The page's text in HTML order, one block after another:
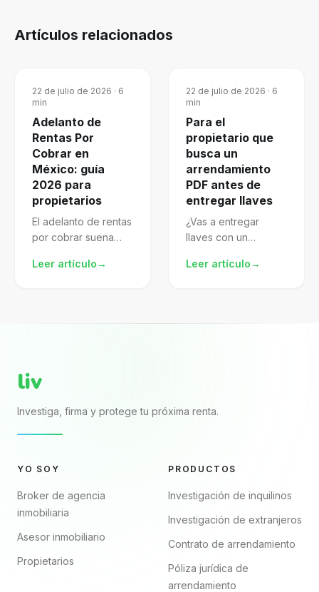
Artículos relacionados
22 de julio de 2026 · 6
min
Adelanto de
Rentas Por
Cobrar en
México: guía
2026 para
propietarios
El adelanto de rentas
por cobrar suena
gestionado te
Leer artículo→
22 de julio de 2026 · 6
min
Para el
propietario que
busca un
arrendamiento
PDF antes de
entregar llaves
¿Vas a entregar
llaves con un
descargado de
Leer artículo→
liv
Investiga, firma y protege tu próxima renta.
YO SOY
Broker de agencia
inmobiliaria
Asesor inmobiliario
Propietarios
PRODUCTOS
Investigación de inquilinos
Investigación de extranjeros
Contrato de arrendamiento
Póliza jurídica de
arrendamiento